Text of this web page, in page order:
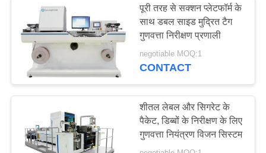
कारखाना
भ्रमण
गुणवत्ता
नियंत्रण
संपर्क
मुद्रण निरीक्षण मशीन
पूरी तरह से सक्शन प्लेटफॉर्म के
साथ डबल साइड मुद्रित टैग
गुणवत्ता निरीक्षण प्रणाली
negotiable MOQ:1
CONTACT
शीतल लेबल और सिगरेट के
पैकेट, डिब्बों के निरीक्षण के लिए
गुणवत्ता नियंत्रण विजन सिस्टम